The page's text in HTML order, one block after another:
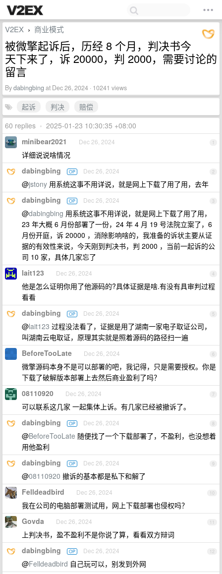
V2EX › 商业模式
被微擎起诉后，历经 8 个月，判决书今
天下来了，诉 20000，判 2000，需要讨论的
留言
Bydabingbing at Dec 26, 2024 · 10241 views
起诉 判决
赔偿
60 replies • 2025-01-23 10:30:35 +08:00
1
minibear2021 Dec 26, 2024
详细说说啥情况
2
dabingbing OP Dec 26, 2024
@jstony 用系统这事不用详说，就是网上下载了用了用，去年
3
dabingbing OP Dec 26, 2024
@dabingbing 用系统这事不用详说，就是网上下载了用了用，
23 年大概 6 月份部署了一份，24 年 4 月 19 号法院立案了，6
月份开庭，诉 20000 ，消除影响啥的，我准备的诉状主要从证
据的有效性来说，今天刚到判决书，判 2000 ，当前一起诉的公
司 10 家，具体几家忘了
4
lait123 Dec 26, 2024
他是怎么证明你用了他源码的?具体证据是啥.有没有具审判过程
看看
5
dabingbing OP Dec 26, 2024
@lait123 过程没法看了，证据是用了湖南一家电子取证公司，
叫湖南云电取证，原理其实就是照着源码的路径扫一遍
6
BeforeTooLate Dec 26, 2024
微擎源码本身不是可以部署的吧，我记得，只是需要授权。你是
下载了破解版本部署上去然后商业盈利了吗？
7
08110920 Dec 26, 2024
可以联系这几家 一起集体上诉。有几家已经被撤诉了。
8
dabingbing OP Dec 26, 2024
@BeforeTooLate 随便找了一个下载部署了，不盈利，也没想着
用他盈利
9
dabingbing OP Dec 26, 2024
@08110920 撤诉的基本都是私下和解了
10
Felldeadbird Dec 26, 2024
我在公司的电脑部署测试用，网上下载部署也侵权吗？
11
Govda Dec 26, 2024
上判决书，盈不盈利不是你说了算，看看双方辩词
12
dabingbing OP Dec 26, 2024
@Felldeadbird 自己玩可以，别发到外网